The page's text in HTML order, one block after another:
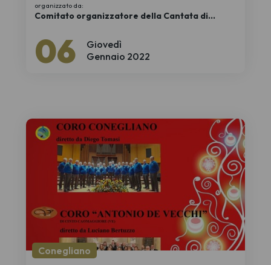
Giovedì
06 Gennaio 2022
organizzato da:
Comitato organizzatore della Cantata di
Conegliano